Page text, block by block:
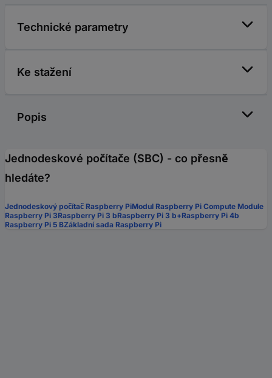
Technické parametry
Ke stažení
Popis
Jednodeskové počítače (SBC) - co přesně
hledáte?
Jednodeskový počítač Raspberry PiModul Raspberry Pi Compute Module
Raspberry Pi 3Raspberry Pi 3 bRaspberry Pi 3 b+Raspberry Pi 4b
Raspberry Pi 5 BZákladní sada Raspberry Pi